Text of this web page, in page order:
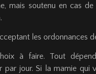
mais soutenu en cas
les ordonnances
à faire. Tout
par jour. Si la mamie qui